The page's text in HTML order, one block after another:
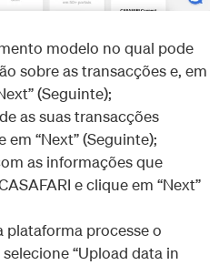
modelo no qual pode
sobre as transacções e, em
(Seguinte);
as suas transacções
“Next” (Seguinte);
as informações que
e clique em “Next”
plataforma processe o
“Upload data in